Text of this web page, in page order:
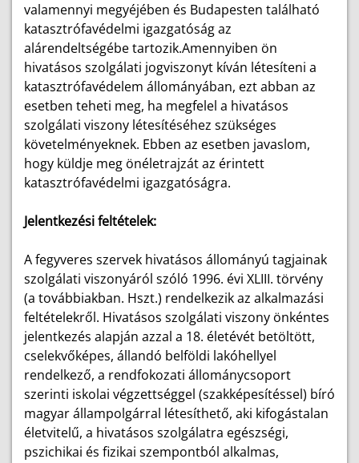
valamennyi megyéjében és Budapesten található
katasztrófavédelmi igazgatóság az
alárendeltségébe tartozik.Amennyiben ön
hivatásos szolgálati jogviszonyt kíván létesíteni a
katasztrófavédelem állományában, ezt abban az
esetben teheti meg, ha megfelel a hivatásos
szolgálati viszony létesítéséhez szükséges
követelményeknek. Ebben az esetben javaslom,
hogy küldje meg önéletrajzát az érintett
katasztrófavédelmi igazgatóságra.
Jelentkezési feltételek:
A fegyveres szervek hivatásos állományú tagjainak
szolgálati viszonyáról szóló 1996. évi XLIII. törvény
(a továbbiakban. Hszt.) rendelkezik az alkalmazási
feltételekről. Hivatásos szolgálati viszony önkéntes
jelentkezés alapján azzal a 18. életévét betöltött,
cselekvőképes, állandó belföldi lakóhellyel
rendelkező, a rendfokozati állománycsoport
szerinti iskolai végzettséggel (szakképesítéssel) bíró
magyar állampolgárral létesíthető, aki kifogástalan
életvitelű, a hivatásos szolgálatra egészségi,
pszichikai és fizikai szempontból alkalmas,